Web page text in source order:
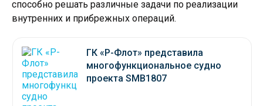
способно решать различные задачи по реализации
внутренних и прибрежных операций.
ГК «Р-Флот» представила
многофункциональное судно
проекта SMB1807